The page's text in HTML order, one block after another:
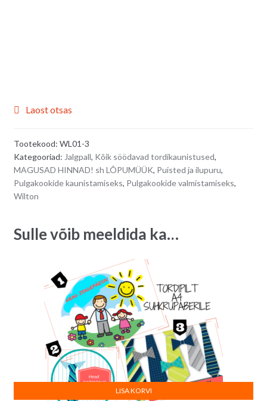
Laost otsas
Tootekood: WL01-3
Kategooriad: Jalgpall, Kõik söödavad tordikaunistused,
MAGUSAD HINNAD! sh LÕPUMÜÜK, Puisted ja ilupuru,
Pulgakookide kaunistamiseks, Pulgakookide valmistamiseks,
Wilton
Sulle võib meeldida ka…
LISA KORVI